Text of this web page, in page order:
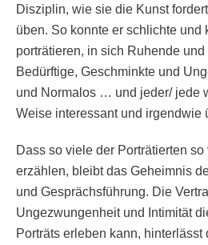
Disziplin, wie sie die Kunst
üben. So konnte er schlichte und
porträtieren, in sich Ruhende
Bedürftige, Geschminkte und
und Normalos … und jeder/ jede
Weise interessant und irgendwie
Dass so viele der Porträtierten
erzählen, bleibt das Geheimnis
und Gesprächsführung. Die
Ungezwungenheit und Intimität
Porträts erleben kann,